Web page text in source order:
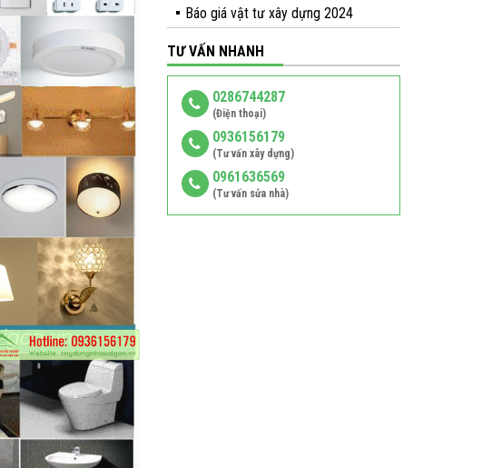
Báo giá vật tư xây dựng 2024
TƯ VẤN NHANH
0286744287
(Điện thoại)
0936156179
(Tư vấn xây dựng)
0961636569
(Tư vấn sửa nhà)